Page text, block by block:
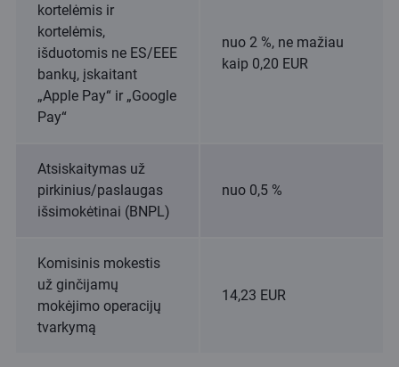
kortelėmis ir
kortelėmis,
išduotomis ne ES/EEE
bankų, įskaitant
„Apple Pay“ ir „Google
Pay“
nuo 2 %, ne mažiau
kaip 0,20 EUR
Atsiskaitymas už
pirkinius/paslaugas
išsimokėtinai (BNPL)
nuo 0,5 %
Komisinis mokestis
už ginčijamų
mokėjimo operacijų
tvarkymą
14,23 EUR